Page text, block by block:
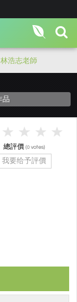
浩志老師
品
總評價 (0 votes)
我要给予評價